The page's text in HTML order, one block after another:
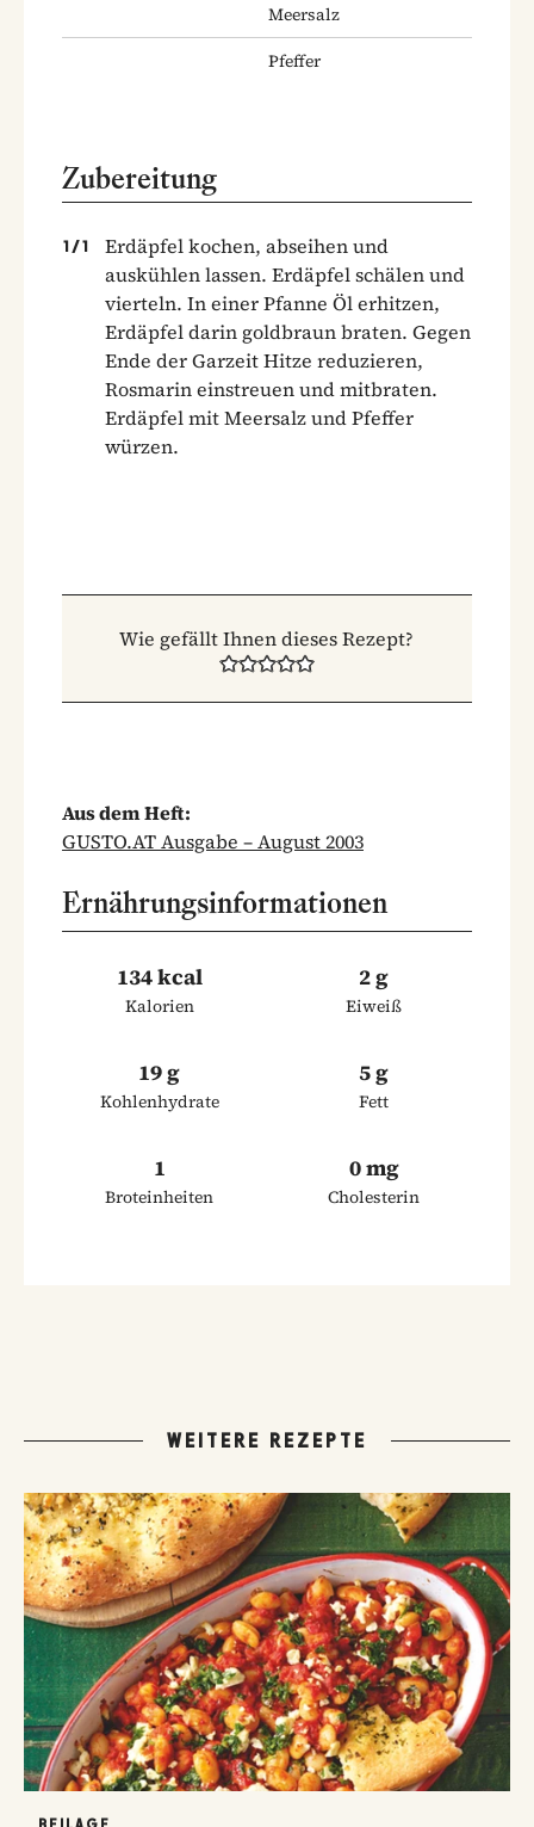
Meersalz
Pfeffer
Zubereitung
1 /1
Erdäpfel kochen, abseihen und
auskühlen lassen. Erdäpfel schälen und
vierteln. In einer Pfanne Öl erhitzen,
Erdäpfel darin goldbraun braten. Gegen
Ende der Garzeit Hitze reduzieren,
Rosmarin einstreuen und mitbraten.
Erdäpfel mit Meersalz und Pfeffer
würzen.
Wie gefällt Ihnen dieses Rezept?
Aus dem Heft:
GUSTO.AT Ausgabe – August 2003
Ernährungsinformationen
134 kcal
Kalorien
2 g
Eiweiß
19 g
Kohlenhydrate
5 g
Fett
1
Broteinheiten
0 mg
Cholesterin
WEITERE REZEPTE